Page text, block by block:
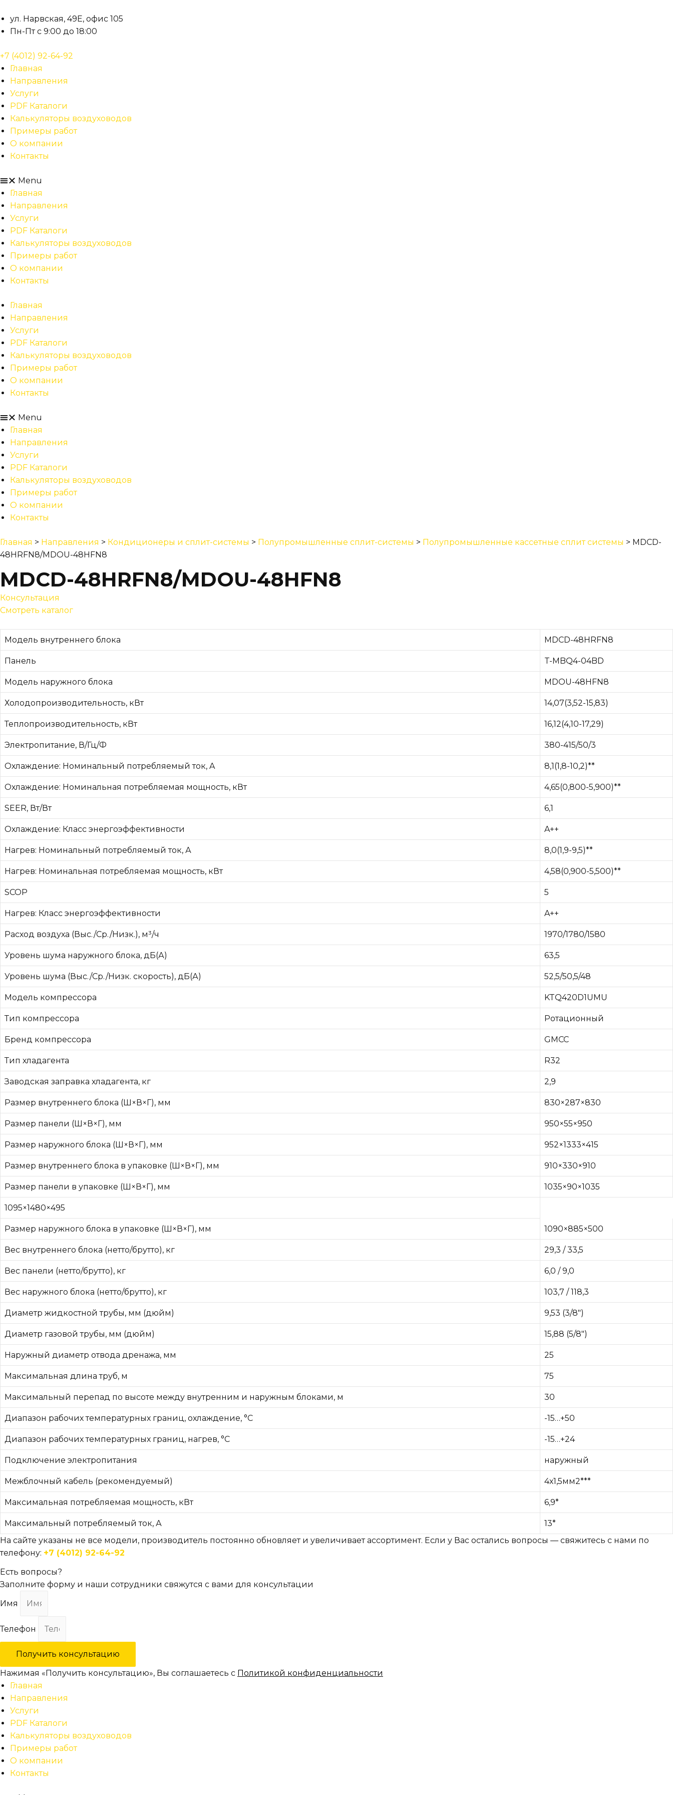
к
содержимому
ул. Нарвская, 49Е, офис 105
Пн-Пт с 9:00 до 18:00
+7 (4012) 92-64-92
Главная
Направления
Услуги
PDF Каталоги
Калькуляторы воздуховодов
Примеры работ
О компании
Контакты
Menu
Главная
Направления
Услуги
PDF Каталоги
Калькуляторы воздуховодов
Примеры работ
О компании
Контакты
Главная
Направления
Услуги
PDF Каталоги
Калькуляторы воздуховодов
Примеры работ
О компании
Контакты
Menu
Главная
Направления
Услуги
PDF Каталоги
Калькуляторы воздуховодов
Примеры работ
О компании
Контакты
Главная > Направления > Кондиционеры и сплит-системы > Полупромышленные сплит-системы > Полупромышленные кассетные сплит системы > MDCD-
48HRFN8/MDOU-48HFN8
MDCD-48HRFN8/MDOU-48HFN8
Консультация
Смотреть каталог
Модель внутреннего блока MDCD-48HRFN8
Панель T-MBQ4-04BD
Модель наружного блока MDOU-48HFN8
Холодопроизводительность, кВт 14,07(3,52-15,83)
Теплопроизводительность, кВт 16,12(4,10-17,29)
Электропитание, В/Гц/Ф 380-415/50/3
Охлаждение: Номинальный потребляемый ток, A 8,1(1,8-10,2)**
Охлаждение: Номинальная потребляемая мощность, кВт 4,65(0,800-5,900)**
SEER, Вт/Вт 6,1
Охлаждение: Класс энергоэффективности A++
Нагрев: Номинальный потребляемый ток, А 8,0(1,9-9,5)**
Нагрев: Номинальная потребляемая мощность, кВт 4,58(0,900-5,500)**
SCOP 5
Нагрев: Класс энергоэффективности A++
Расход воздуха (Выс./Ср./Низк.), м³/ч 1970/1780/1580
Уровень шума наружного блока, дБ(А) 63,5
Уровень шума (Выс./Ср./Низк. скорость), дБ(А) 52,5/50,5/48
Модель компрессора KTQ420D1UMU
Тип компрессора Ротационный
Бренд компрессора GMCC
Тип хладагента R32
Заводская заправка хладагента, кг 2,9
Размер внутреннего блока (Ш×В×Г), мм 830×287×830
Размер панели (Ш×В×Г), мм 950×55×950
Размер наружного блока (Ш×В×Г), мм 952×1333×415
Размер внутреннего блока в упаковке (Ш×В×Г), мм 910×330×910
Размер панели в упаковке (Ш×В×Г), мм 1035×90×1035
1095×1480×495
Размер наружного блока в упаковке (Ш×В×Г), мм 1090×885×500
Вес внутреннего блока (нетто/брутто), кг 29,3 / 33,5
Вес панели (нетто/брутто), кг 6,0 / 9,0
Вес наружного блока (нетто/брутто), кг 103,7 / 118,3
Диаметр жидкостной трубы, мм (дюйм) 9,53 (3/8″)
Диаметр газовой трубы, мм (дюйм) 15,88 (5/8″)
Наружный диаметр отвода дренажа, мм 25
Максимальная длина труб, м 75
Максимальный перепад по высоте между внутренним и наружным блоками, м 30
Диапазон рабочих температурных границ, охлаждение, °C -15…+50
Диапазон рабочих температурных границ, нагрев, °C -15…+24
Подключение электропитания наружный
Межблочный кабель (рекомендуемый) 4х1,5мм2***
Максимальная потребляемая мощность, кВт 6,9*
Максимальный потребляемый ток, А
13*
На сайте указаны не все модели, производитель постоянно обновляет и увеличивает ассортимент. Если у Вас остались вопросы — свяжитесь с нами по
телефону: +7 (4012) 92-64-92
Есть вопросы?
Заполните форму и наши сотрудники свяжутся с вами для консультации
Имя
Телефон
Получить консультацию
Нажимая «Получить консультацию», Вы соглашаетесь с Политикой конфиденциальности
Главная
Направления
Услуги
PDF Каталоги
Калькуляторы воздуховодов
Примеры работ
О компании
Контакты